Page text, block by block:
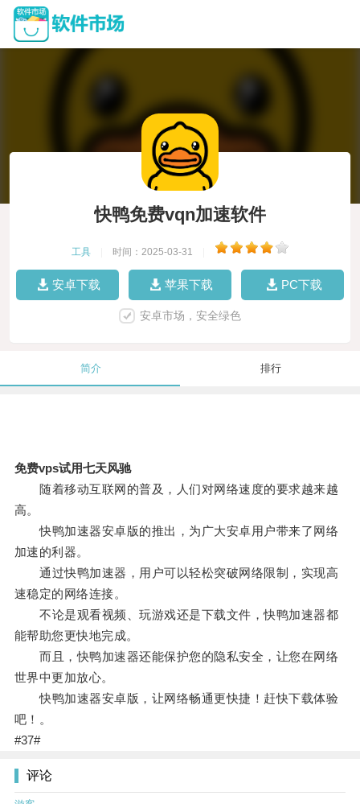
快鸭免费vqn加速软件
工具 时间：2025-03-31
安卓下载 苹果下载 PC下载
安卓市场，安全绿色
简介 排行
免费vps试用七天风驰
随着移动互联网的普及，人们对网络速度的要求越来越
高。
快鸭加速器安卓版的推出，为广大安卓用户带来了网络
加速的利器。
通过快鸭加速器，用户可以轻松突破网络限制，实现高
速稳定的网络连接。
不论是观看视频、玩游戏还是下载文件，快鸭加速器都
能帮助您更快地完成。
而且，快鸭加速器还能保护您的隐私安全，让您在网络
世界中更加放心。
快鸭加速器安卓版，让网络畅通更快捷！赶快下载体验
吧！。
#37#
评论